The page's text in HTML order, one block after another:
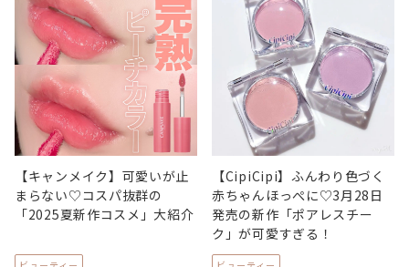
【キャンメイク】可愛いが止
まらない♡コスパ抜群の
「2025夏新作コスメ」大紹介
【CipiCipi】ふんわり色づく
赤ちゃんほっぺに♡3月28日
発売の新作「ポアレスチー
ク」が可愛すぎる！